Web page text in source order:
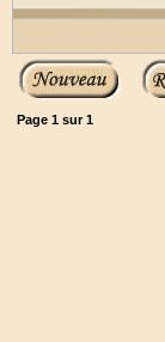
Page 1 sur1